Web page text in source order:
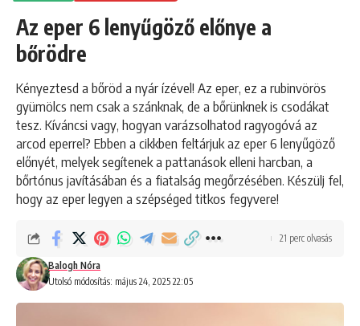
Az eper 6 lenyűgöző előnye a
bőrödre
Kényeztesd a bőröd a nyár ízével! Az eper, ez a rubinvörös
gyümölcs nem csak a szánknak, de a bőrünknek is csodákat
tesz. Kíváncsi vagy, hogyan varázsolhatod ragyogóvá az
arcod eperrel? Ebben a cikkben feltárjuk az eper 6 lenyűgöző
előnyét, melyek segítenek a pattanások elleni harcban, a
bőrtónus javításában és a fiatalság megőrzésében. Készülj fel,
hogy az eper legyen a szépséged titkos fegyvere!
Utolsó módosítás: május 24, 2025 22:05
Balogh Nóra
21 perc olvasás